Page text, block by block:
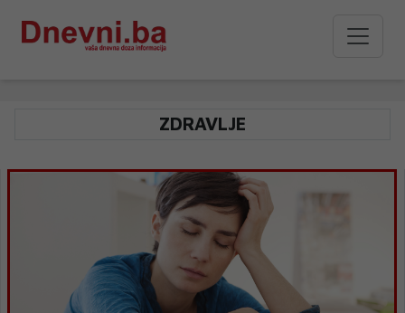
ZDRAVLJE